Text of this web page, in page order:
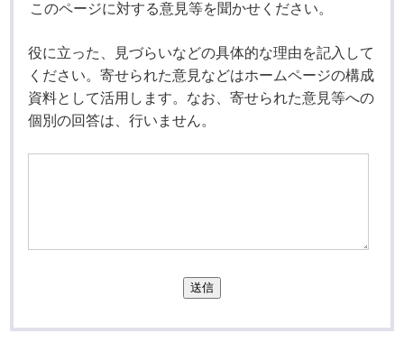
このページに対する意見等を聞かせください。
役に立った、見づらいなどの具体的な理由を記入して
ください。寄せられた意見などはホームページの構成
資料として活用します。なお、寄せられた意見等への
個別の回答は、行いません。
送信